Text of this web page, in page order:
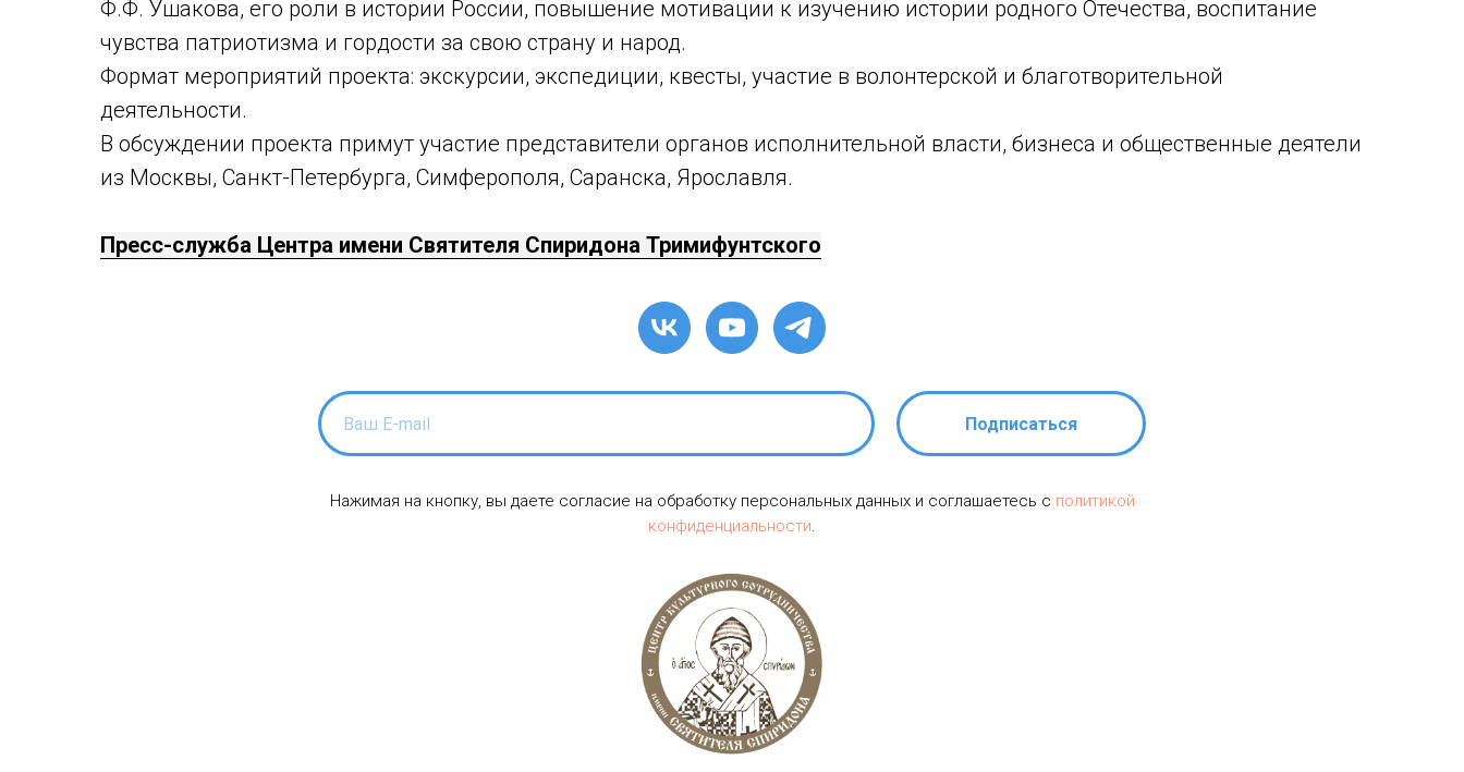
Ф.Ф. Ушакова, его роли в истории России, повышение мотивации к изучению истории родного Отечества, воспитание
чувства патриотизма и гордости за свою страну и народ.
Формат мероприятий проекта: экскурсии, экспедиции, квесты, участие в волонтерской и благотворительной
деятельности.
В обсуждении проекта примут участие представители органов исполнительной власти, бизнеса и общественные деятели
из Москвы, Санкт-Петербурга, Симферополя, Саранска, Ярославля.
Пресс-служба Центра имени Святителя Спиридона Тримифунтского
Подписаться
Нажимая на кнопку, вы даете согласие на обработку персональных данных и соглашаетесь c политикой
конфиденциальности.